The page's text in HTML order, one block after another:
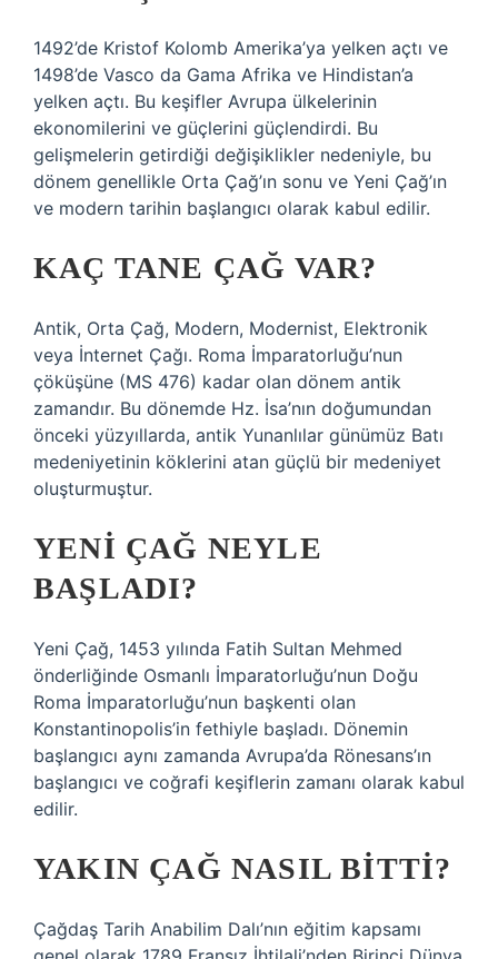
1492’de Kristof Kolomb Amerika’ya yelken açtı ve
1498’de Vasco da Gama Afrika ve Hindistan’a
yelken açtı. Bu keşifler Avrupa ülkelerinin
ekonomilerini ve güçlerini güçlendirdi. Bu
gelişmelerin getirdiği değişiklikler nedeniyle, bu
dönem genellikle Orta Çağ’ın sonu ve Yeni Çağ’ın
ve modern tarihin başlangıcı olarak kabul edilir.
KAÇ TANE ÇAĞ VAR?
Antik, Orta Çağ, Modern, Modernist, Elektronik
veya İnternet Çağı. Roma İmparatorluğu’nun
çöküşüne (MS 476) kadar olan dönem antik
zamandır. Bu dönemde Hz. İsa’nın doğumundan
önceki yüzyıllarda, antik Yunanlılar günümüz Batı
medeniyetinin köklerini atan güçlü bir medeniyet
oluşturmuştur.
YENI ÇAĞ NEYLE
BAŞLADI?
Yeni Çağ, 1453 yılında Fatih Sultan Mehmed
önderliğinde Osmanlı İmparatorluğu’nun Doğu
Roma İmparatorluğu’nun başkenti olan
Konstantinopolis’in fethiyle başladı. Dönemin
başlangıcı aynı zamanda Avrupa’da Rönesans’ın
başlangıcı ve coğrafi keşiflerin zamanı olarak kabul
edilir.
YAKIN ÇAĞ NASIL BITTI?
Çağdaş Tarih Anabilim Dalı’nın eğitim kapsamı